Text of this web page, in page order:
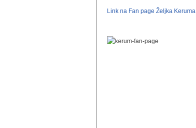
Link na Fan page Željka Keruma